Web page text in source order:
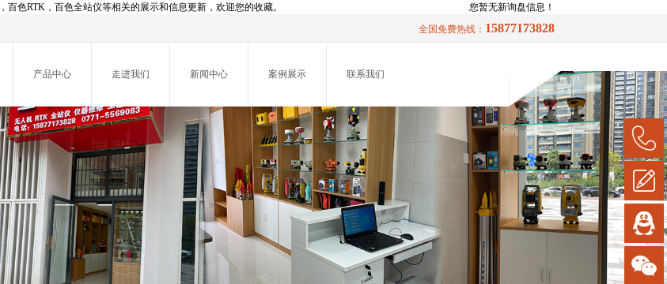
，百色RTK，百色全站仪等相关的展示和信息更新，欢迎您的收藏。
您暂无新询盘信息！
全国免费热线： 15877173828
产品中心 走进我们 新闻中心 案例展示 联系我们